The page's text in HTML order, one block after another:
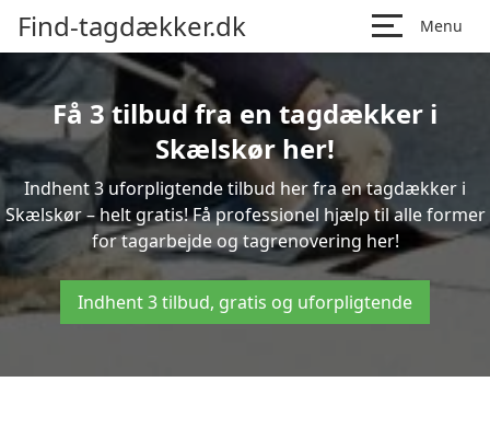
Find-tagdækker.dk Menu
Få 3 tilbud fra en tagdækker i
Skælskør her!
Indhent 3 uforpligtende tilbud her fra en tagdækker i
Skælskør – helt gratis! Få professionel hjælp til alle former
for tagarbejde og tagrenovering her!
Indhent 3 tilbud, gratis og uforpligtende